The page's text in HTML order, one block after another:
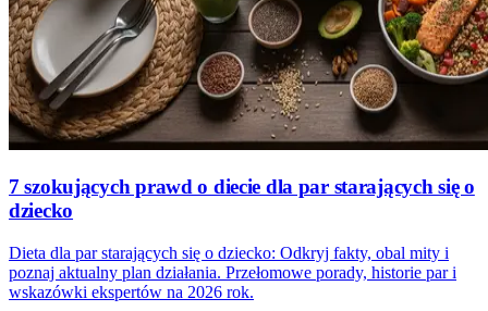
7 szokujących prawd o diecie dla par starających się o
dziecko
Dieta dla par starających się o dziecko: Odkryj fakty, obal mity i
poznaj aktualny plan działania. Przełomowe porady, historie par i
wskazówki ekspertów na 2026 rok.